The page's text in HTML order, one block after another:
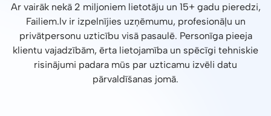
Ar vairāk nekā 2 miljoniem lietotāju un 15+ gadu pieredzi,
Failiem.lv ir izpelnījies uzņēmumu, profesionāļu un
privātpersonu uzticību visā pasaulē. Personīga pieeja
klientu vajadzībām, ērta lietojamība un spēcīgi tehniskie
risinājumi padara mūs par uzticamu izvēli datu
pārvaldīšanas jomā.